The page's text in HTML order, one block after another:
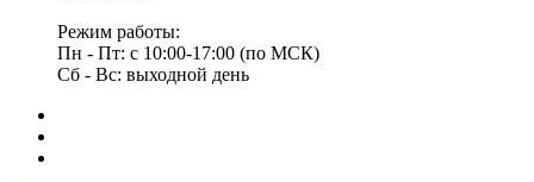
Режим работы:
Пн - Пт: с 10:00-17:00 (по МСК)
Сб - Вс: выходной день